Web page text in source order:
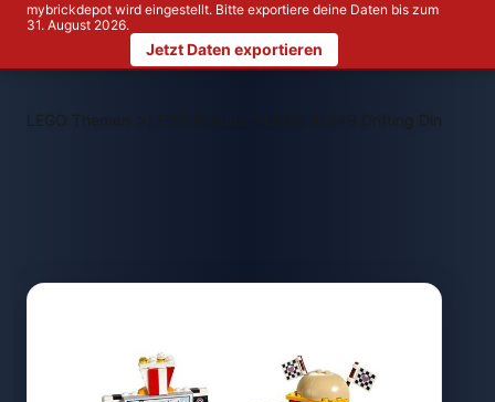
mybrickdepot wird eingestellt. Bitte exportiere deine Daten bis zum
31. August 2026.
Jetzt Daten exportieren
LEGO Themen > LEGO 41349 Drifting Diner